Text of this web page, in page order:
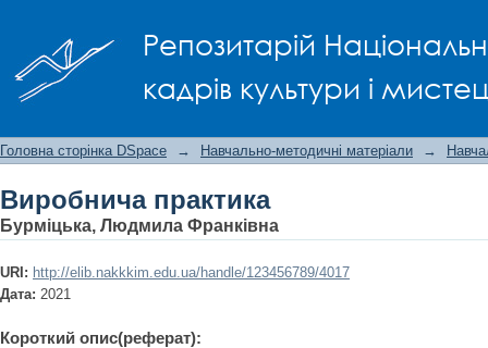
Репозитарій
кадрів культури і
Головна сторінка DSpace → Навчально-методичні матеріали →
Виробнича практика
Бурміцька, Людмила Франківна
URI: http://elib.nakkkim.edu.ua/handle/123456789/4017
Дата: 2021
Короткий опис(реферат):